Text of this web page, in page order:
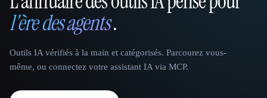
That AI Collection
l'ère des agents.
Outils IA vérifiés à la main et catégorisés. Parcourez vous-
même, ou connectez votre assistant IA via MCP.